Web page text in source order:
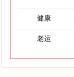
健康
老运